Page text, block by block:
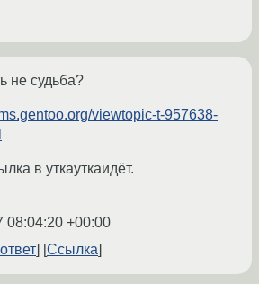
не судьба?
viewtopic-t-957638-
в уткауткаидёт.
08:04:20 +00:00
Ссылка